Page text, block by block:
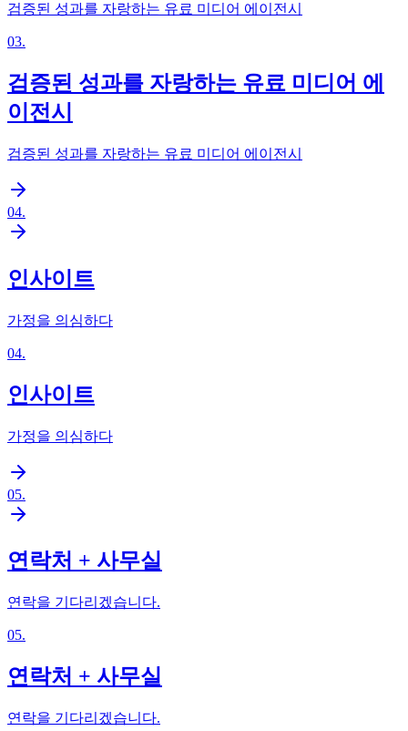
검증된 성과를 자랑하는 유료 미디어 에이전시
03.
검증된 성과를 자랑하는 유료 미디어 에
이전시
검증된 성과를 자랑하는 유료 미디어 에이전시
04.
인사이트
가정을 의심하다
04.
인사이트
가정을 의심하다
05.
연락처 + 사무실
연락을 기다리겠습니다.
05.
연락처 + 사무실
연락을 기다리겠습니다.